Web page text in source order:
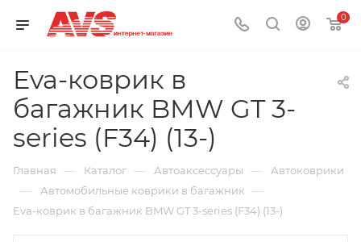
0
Eva-коврик в
багажник BMW GT 3-
series (F34) (13-)
Главная — Каталог — Автоаксессуары — Автоковрики
— Автомобильные коврики в багажник —
Eva-коврик в багажник BMW GT 3-series (F34) (13-)